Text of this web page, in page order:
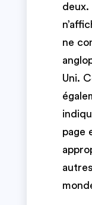
deux.
ne
Uni.
page